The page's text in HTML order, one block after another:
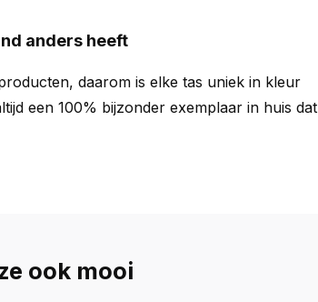
anders heeft
daarom is elke tas uniek in kleur
een 100% bijzonder exemplaar in huis dat
ook mooi